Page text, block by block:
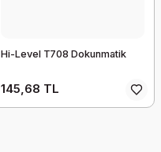
Hi-Level T708 Dokunmatik
145,68 TL